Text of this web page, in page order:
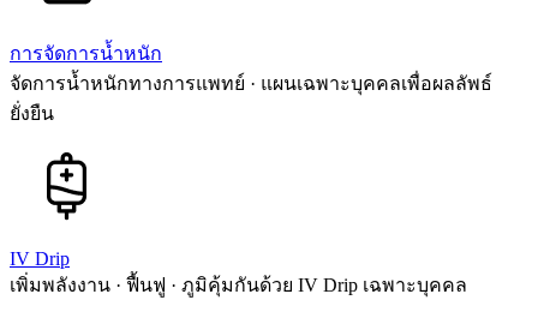
การจัดการน้ำหนัก
จัดการน้ำหนักทางการแพทย์ · แผนเฉพาะบุคคลเพื่อผลลัพธ์
ยั่งยืน
IV Drip
เพิ่มพลังงาน · ฟื้นฟู · ภูมิคุ้มกันด้วย IV Drip เฉพาะบุคคล